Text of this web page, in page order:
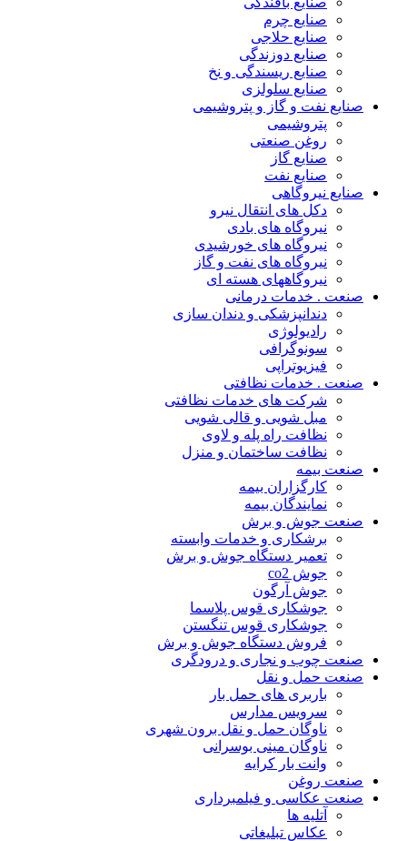
صنایع چرم
صنایع حلاجی
صنایع دوزندگی
صنایع ریسندگی و نخ
صنایع سلولزی
صنایع نفت و گاز و پتروشیمی
پتروشیمی
روغن صنعتی
صنایع گاز
صنایع نفت
صنایع نیروگاهی
دکل های انتقال نیرو
نیروگاه های بادی
نیروگاه های خورشیدی
نیروگاه های نفت و گاز
نیروگاههای هسته ای
صنعت . خدمات درمانی
دندانپزشکی و دندان سازی
رادیولوژی
سونوگرافی
فیزیوتراپی
صنعت . خدمات نظافتی
شرکت های خدمات نظافتی
مبل شویی و قالی شویی
نظافت راه پله و لاوی
نظافت ساختمان و منزل
صنعت بیمه
کارگزاران بیمه
نمایندگان بیمه
صنعت جوش و برش
برشکاری و خدمات وابسته
تعمیر دستگاه جوش و برش
جوش co2
جوش آرگون
جوشکاری قوس پلاسما
جوشکاری قوس تنگستن
فروش دستگاه جوش و برش
صنعت چوب و نجاری و درودگری
صنعت حمل و نقل
باربری های حمل بار
سرویس مدارس
ناوگان حمل و نقل برون شهری
ناوگان مینی بوسرانی
وانت بار کرایه
صنعت روغن
صنعت عکاسی و فیلمبرداری
آتلیه ها
عکاس تبلیغاتی